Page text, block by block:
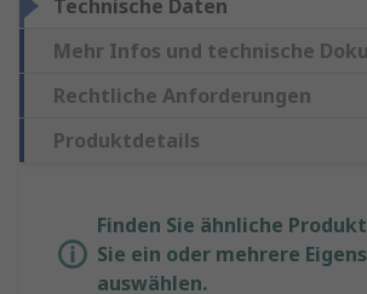
Technische Daten
Mehr Infos und technische
Rechtliche Anforderungen
Produktdetails
Finden Sie ähnliche
Sie ein oder mehrere
auswählen.